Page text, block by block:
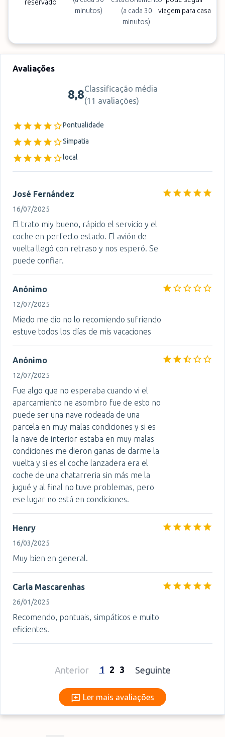
reservado
minutos)
(a cada 30
minutos)
viagem para casa
Avaliações
8,8Classificação média
(11 avaliações)
Pontualidade
Simpatia
local
José Fernández
16/07/2025
El trato miy bueno, rápido el servicio y el
coche en perfecto estado. El avión de
vuelta llegó con retraso y nos esperó. Se
puede confiar.
Anónimo
12/07/2025
Miedo me dio no lo recomiendo sufriendo
estuve todos los días de mis vacaciones
Anónimo
12/07/2025
Fue algo que no esperaba cuando vi el
aparcamiento ne asombro fue de esto no
puede ser una nave rodeada de una
parcela en muy malas condiciones y si es
la nave de interior estaba en muy malas
condiciones me dieron ganas de darme la
vuelta y si es el coche lanzadera era el
coche de una chatarreria sin más me la
jugué y al final no tuve problemas, pero
ese lugar no está en condiciones.
Henry
16/03/2025
Muy bien en general.
Carla Mascarenhas
26/01/2025
Recomendo, pontuais, simpáticos e muito
eficientes.
Anterior 1 2 3 Seguinte
Ler mais avaliações
Ler mais avaliações